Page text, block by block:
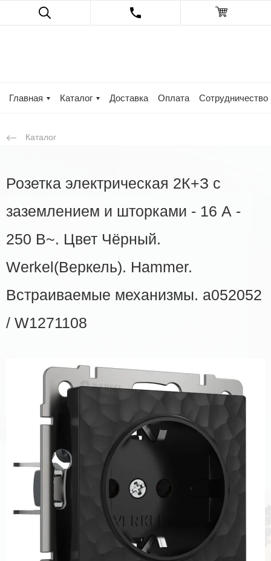
Главная Каталог Доставка Оплата Сотрудничество
Каталог
Розетка электрическая 2К+З с
заземлением и шторками - 16 А -
250 В~. Цвет Чёрный.
Werkel(Веркель). Hammer.
Встраиваемые механизмы. a052052
/ W1271108